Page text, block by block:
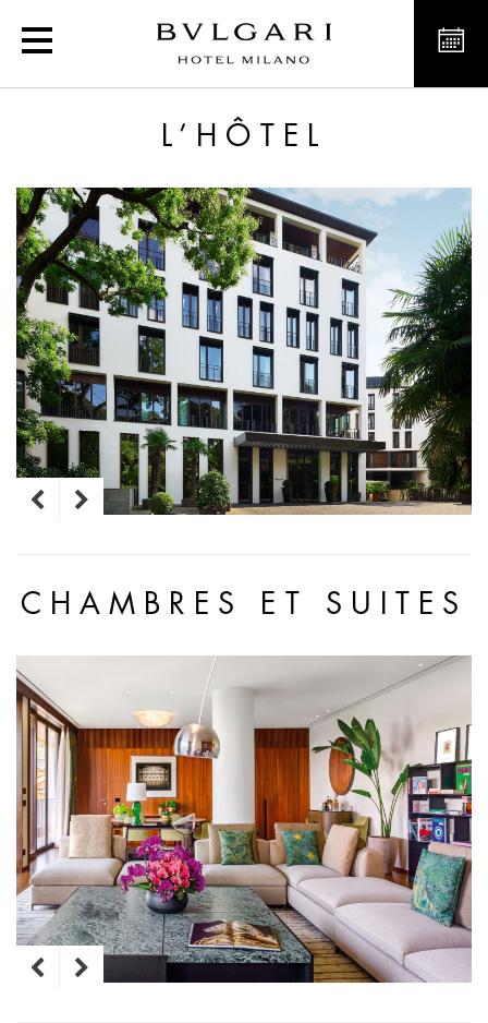
Hôtels de luxe à Milan
L’HÔTEL
CHAMBRES ET SUITES